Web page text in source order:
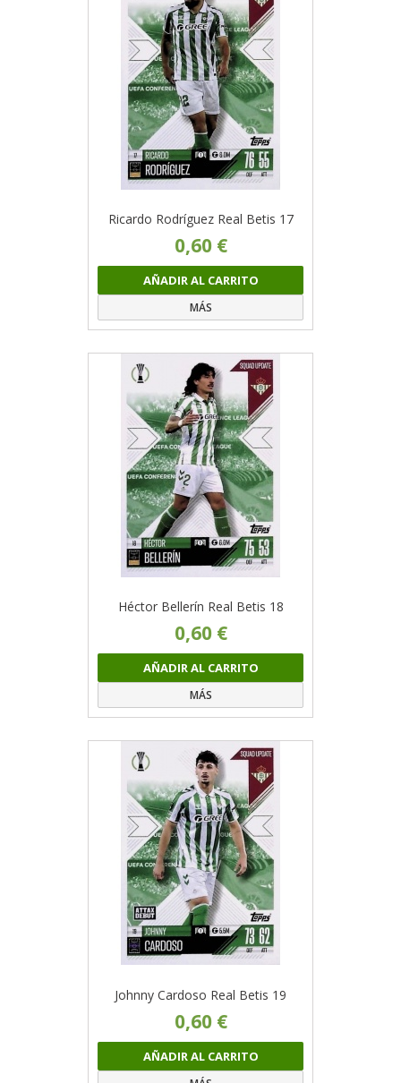
Ricardo Rodríguez Real Betis 17
0,60 €
AÑADIR AL CARRITO
MÁS
Héctor Bellerín Real Betis 18
0,60 €
AÑADIR AL CARRITO
MÁS
Johnny Cardoso Real Betis 19
0,60 €
AÑADIR AL CARRITO